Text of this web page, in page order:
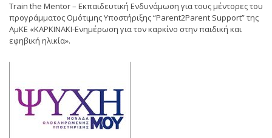
Train the Mentor – Εκπαιδευτική Ενδυνάμωση για τους μέντορες του
προγράμματος Ομότιμης Υποστήριξης “Parent2Parent Support” της
ΑμΚΕ «ΚΑΡΚΙΝΑΚΙ-Ενημέρωση για τον καρκίνο στην παιδική και
εφηβική ηλικία».